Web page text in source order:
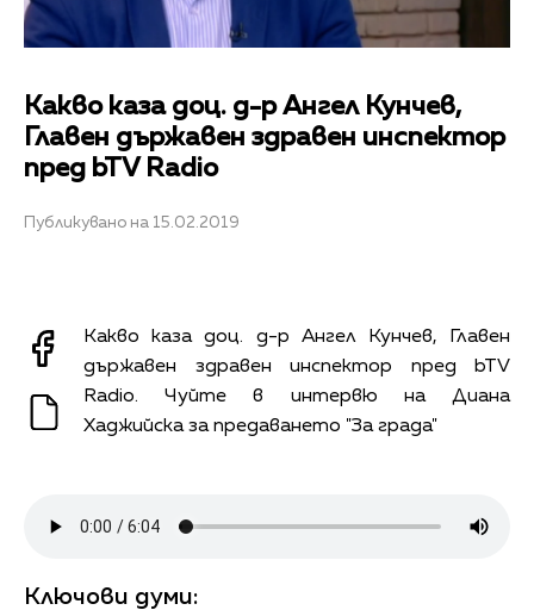
Какво каза доц. д-р Ангел Кунчев,
Главен държавен здравен инспектор
пред bTV Radio
Публикувано на 15.02.2019
Какво каза доц. д-р Ангел Кунчев, Главен
държавен здравен инспектор пред bTV
Radio. Чуйте в интервю на Диана
Хаджийсказа предаването "За града"
Ключови думи: